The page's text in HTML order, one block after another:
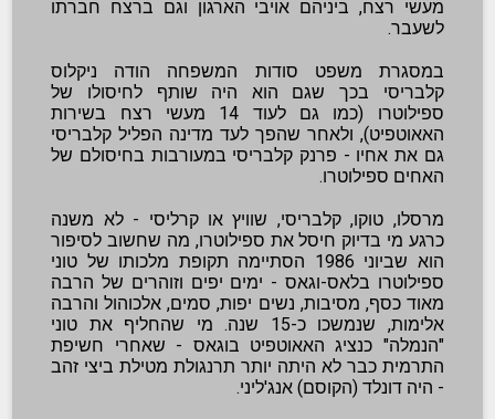
מעשי רצח, ביניהם אויבי הארגון וגם ברצח חברתו
לשעבר.
במסגרת משפט סודות המשפחה הודה ניקלוס
קלבריסי בכך שגם הוא היה שותף לחיסולו של
ספילוטרו (כמו גם לעוד 14 מעשי רצח בשירות
האאוטפיט), ולאחר שהפך לעד מדינה הפליל קלבריסי
גם את אחיו - פרנק קלבריסי במעורבות בחיסולם של
האחים ספילוטרו.
מרסלו, טוקו, קלבריסי, שוויץ או קרליסי - לא משנה
כרגע מי בדיוק חיסל את ספילוטרו, מה שחשוב לסיפור
הוא שביוני 1986 הסתיימה תקופת מלכותו של טוני
ספילוטרו בלאס-וגאס - ימים יפים וזוהרים של הרבה
מאוד כסף, מסיבות, נשים יפות, סמים, אלכוהול והרבה
אלימות, שנמשכו כ-15 שנה. מי שהחליף את טוני
"הנמלה" כנציג האאוטפיט בוגאס - שאחרי חשיפת
התרמית כבר לא היתה יותר תרנגולת מטילת ביצי זהב
- היה דונלד (הקוסם) אנג'ליני.